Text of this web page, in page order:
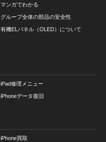
マンガでわかる
グループ全体の部品の安全性
有機ELパネル（OLED）について
iPad修理メニュー
iPhoneデータ復旧
iPhone買取